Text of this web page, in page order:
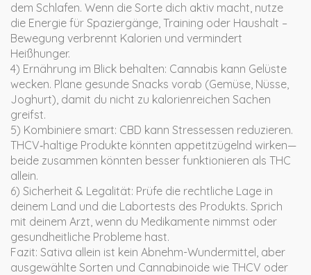
dem Schlafen. Wenn die Sorte dich aktiv macht, nutze
die Energie für Spaziergänge, Training oder Haushalt –
Bewegung verbrennt Kalorien und vermindert
Heißhunger.
4) Ernährung im Blick behalten: Cannabis kann Gelüste
wecken. Plane gesunde Snacks vorab (Gemüse, Nüsse,
Joghurt), damit du nicht zu kalorienreichen Sachen
greifst.
5) Kombiniere smart: CBD kann Stressessen reduzieren.
THCV‑haltige Produkte könnten appetitzügelnd wirken—
beide zusammen könnten besser funktionieren als THC
allein.
6) Sicherheit & Legalität: Prüfe die rechtliche Lage in
deinem Land und die Labortests des Produkts. Sprich
mit deinem Arzt, wenn du Medikamente nimmst oder
gesundheitliche Probleme hast.
Fazit: Sativa allein ist kein Abnehm-Wundermittel, aber
ausgewählte Sorten und Cannabinoide wie THCV oder